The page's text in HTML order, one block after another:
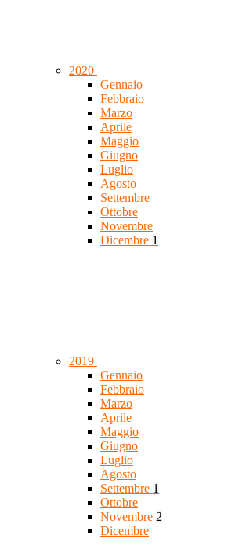
2020
Gennaio
Febbraio
Marzo
Aprile
Maggio
Giugno
Luglio
Agosto
Settembre
Ottobre
Novembre
Dicembre 1
2019
Gennaio
Febbraio
Marzo
Aprile
Maggio
Giugno
Luglio
Agosto
Settembre 1
Ottobre
Novembre 2
Dicembre